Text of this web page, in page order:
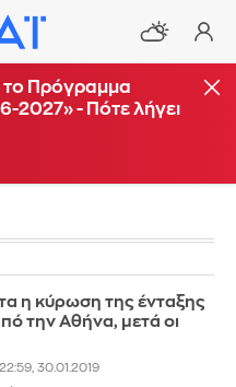
το Πρόγραμμα
2027» - Πότε λήγει
η κύρωση της ένταξης
την Αθήνα, μετά οι
22:59, 30.01.2019